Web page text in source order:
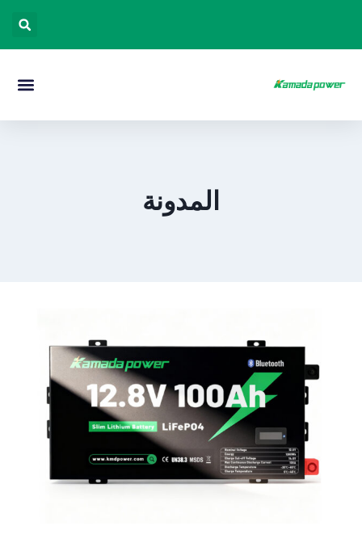
المدونة